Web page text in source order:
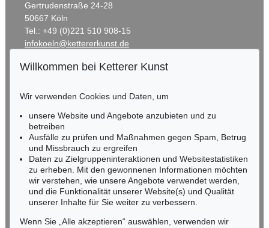
Gertrudenstraße 24-28
50667 Köln
Tel.: +49 (0)221 510 908-15
infokoeln@kettererkunst.de
RHEINLAND-PFALZ
Miriam Heß
Tel.: +49 (0)62 21 58 80-038
Fax: +49 (0)62 21 58 80-595
infoheidelberg@kettererkunst.de
NORDDEUTSCHLAND
Nico Kassel, M.A.
Tel.: +49 (0)89 55244-164
Mobil: +49 (0)171 8618661
Willkommen bei Ketterer Kunst
Wir verwenden Cookies und Daten, um
unsere Website und Angebote anzubieten und zu
betreiben
Ausfälle zu prüfen und Maßnahmen gegen Spam, Betrug
und Missbrauch zu ergreifen
Daten zu Zielgruppeninteraktionen und Websitestatistiken
zu erheben. Mit den gewonnenen Informationen möchten
wir verstehen, wie unsere Angebote verwendet werden,
und die Funktionalität unserer Website(s) und Qualität
unserer Inhalte für Sie weiter zu verbessern.
Wenn Sie „Alle akzeptieren“ auswählen, verwenden wir